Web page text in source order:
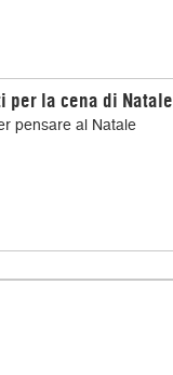
per la cena di Natale
pensare al Natale